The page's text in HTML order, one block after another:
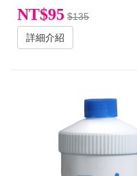
NT$95 $135
詳細介紹